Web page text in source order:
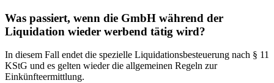
Was passiert, wenn die GmbH während der
Liquidation wieder werbend tätig wird?
In diesem Fall endet die spezielle Liquidationsbesteuerung nach § 11
KStG und es gelten wieder die allgemeinen Regeln zur
Einkünfteermittlung.